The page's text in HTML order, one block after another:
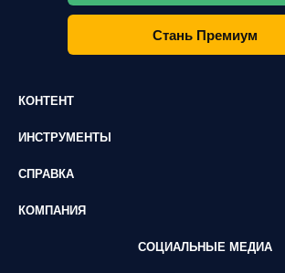
Стань Премиум
КОНТЕНТ
ИНСТРУМЕНТЫ
СПРАВКА
КОМПАНИЯ
СОЦИАЛЬНЫЕ МЕДИА